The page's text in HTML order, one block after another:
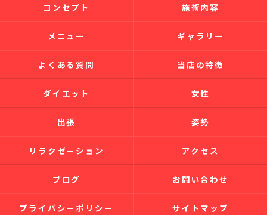
コンセプト 施術内容
メニュー ギャラリー
よくある質問 当店の特徴
ダイエット 女性
出張 姿勢
リラクゼーション アクセス
ブログ お問い合わせ
プライバシーポリシー サイトマップ